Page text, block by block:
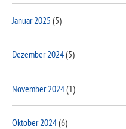
Januar 2025 (5)
Dezember 2024(5)
November 2024(1)
Oktober 2024(6)